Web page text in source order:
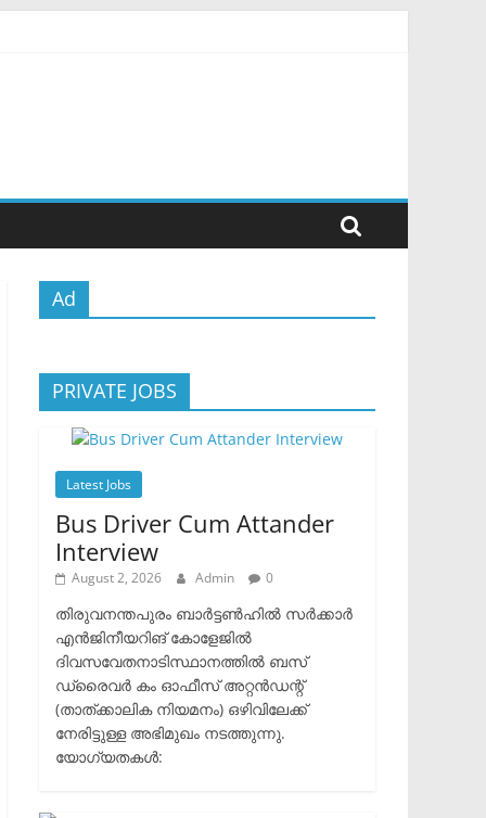
Ad
PRIVATE JOBS
Latest Jobs
Bus Driver Cum Attander
Interview
August 2, 2026 Admin 0
തിരുവനന്തപുരം ബാർട്ടൺഹിൽ സർക്കാർ
എൻജിനീയറിങ് കോളേജിൽ
ദിവസവേതനാടിസ്ഥാനത്തിൽ ബസ്
ഡ്രൈവർ കം ഓഫീസ് അറ്റൻഡന്റ്
(താത്ക്കാലിക നിയമനം) ഒഴിവിലേക്ക്
നേരിട്ടുള്ള അഭിമുഖം നടത്തുന്നു.​
യോഗ്യതകൾ: